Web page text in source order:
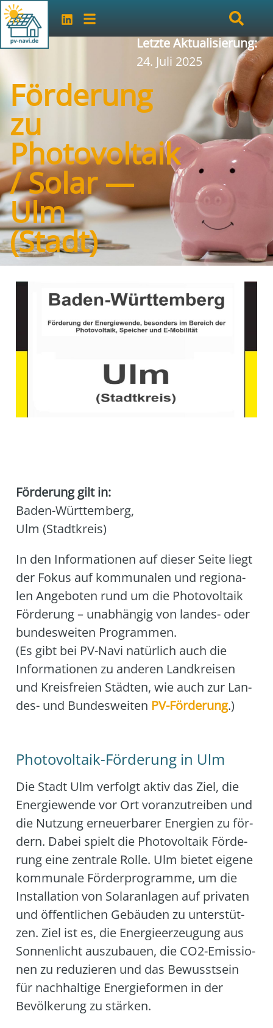
Förderung
zu
Photovoltaik
/ Solar —
Ulm
(Stadt)
Letzte Aktualisierung:
24. Juli 2025
In den Infor­ma­tio­nen auf die­ser Sei­te liegt
der Fokus auf kom­mu­na­len und regio­na­
len Ange­bo­ten rund um die Pho­to­vol­ta­ik
För­de­rung – unab­hän­gig von lan­des- oder
bun­des­wei­ten Pro­gram­men.
(Es gibt bei PV-Navi natür­lich auch die
Infor­ma­tio­nen zu ande­ren Land­krei­sen
und Kreis­frei­en Städ­ten, wie auch zur Lan­
des- und Bun­des­wei­ten PV-För­de­rung.)
Photovoltaik-Förderung in Ulm
Die Stadt Ulm ver­folgt aktiv das Ziel, die
Ener­gie­wen­de vor Ort vor­an­zu­trei­ben und
die Nut­zung erneu­er­ba­rer Ener­gien zu för­
dern. Dabei spielt die Pho­to­vol­ta­ik För­de­
rung eine zen­tra­le Rol­le. Ulm bie­tet eige­ne
kom­mu­na­le För­der­pro­gram­me, um die
Instal­la­ti­on von Solar­an­la­gen auf pri­va­ten
und öffent­li­chen Gebäu­den zu unter­stüt­
zen. Ziel ist es, die Ener­gie­er­zeu­gung aus
Son­nen­licht aus­zu­bau­en, die CO2-Emis­sio­
nen zu redu­zie­ren und das Bewusst­sein
für nach­hal­ti­ge Ener­gie­for­men in der
Bevöl­ke­rung zu stär­ken.
Förderung gilt in:
Baden-Württemberg,
Ulm (Stadtkreis)